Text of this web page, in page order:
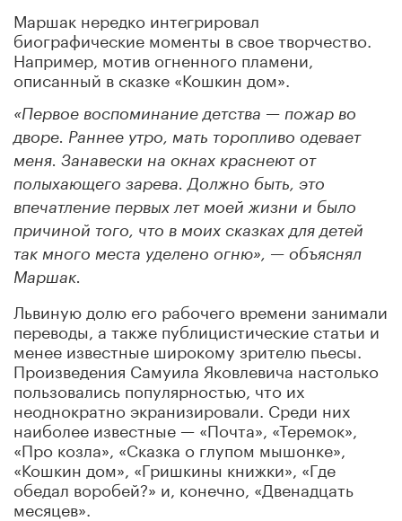
Маршак нередко интегрировал
биографические моменты в свое творчество.
Например, мотив огненного пламени,
описанный в сказке «Кошкин дом».
«Первое воспоминание детства — пожар во
дворе. Раннее утро, мать торопливо одевает
меня. Занавески на окнах краснеют от
полыхающего зарева. Должно быть, это
впечатление первых лет моей жизни и было
причиной того, что в моих сказках для детей
так много места уделено огню», — объяснял
Маршак.
Львиную долю его рабочего времени занимали
переводы, а также публицистические статьи и
менее известные широкому зрителю пьесы.
Произведения Самуила Яковлевича настолько
пользовались популярностью, что их
неоднократно экранизировали. Среди них
наиболее известные — «Почта», «Теремок»,
«Про козла», «Сказка о глупом мышонке»,
«Кошкин дом», «Гришкины книжки», «Где
обедал воробей?» и, конечно, «Двенадцать
месяцев».